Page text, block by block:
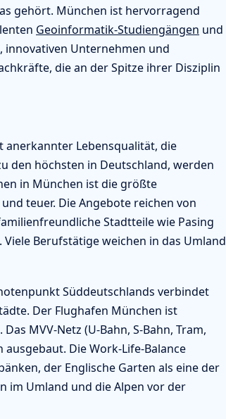
gehört. München ist hervorragend
Geoinformatik-Studiengängen und
innovativen Unternehmen und
die an der Spitze ihrer Disziplin
Lebensqualität, die
den höchsten in Deutschland, werden
in München ist die größte
teuer. Die Angebote reichen von
Stadtteile wie Pasing
Berufstätige weichen in das Umland
Süddeutschlands verbindet
Der Flughafen München ist
MVV-Netz (U-Bahn, S-Bahn, Tram,
Die Work-Life-Balance
der Englische Garten als eine der
im Umland und die Alpen vor der